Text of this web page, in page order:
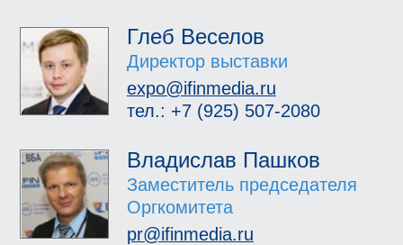
Глеб Веселов
Директор выставки
expo@ifinmedia.ru
тел.: +7 (925) 507-2080
Владислав Пашков
Заместитель председателя
Оргкомитета
pr@ifinmedia.ru